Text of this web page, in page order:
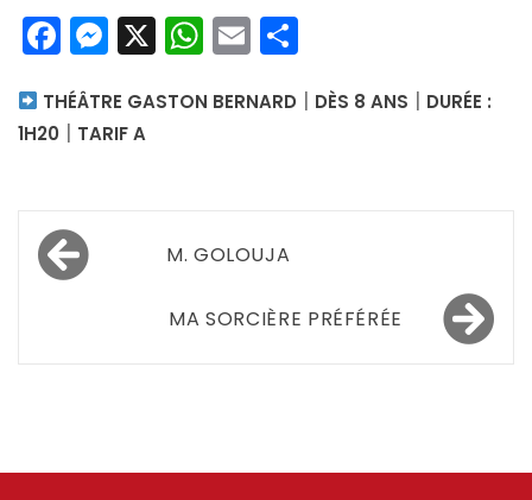
Facebook
Messenger
X WhatsApp
Email
THÉÂTRE GASTON BERNARD | DÈS 8 ANS | DURÉE :
1H20 | TARIF A
Navigation
de
M. GOLOUJA
MA SORCIÈRE PRÉFÉRÉE